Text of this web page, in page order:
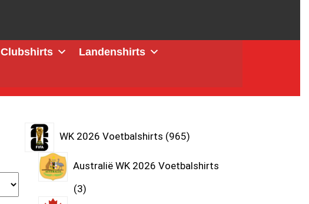
Clubshirts
Landenshirts
WK 2026 Voetbalshirts 965
Australië WK 2026 Voetbalshirts
3